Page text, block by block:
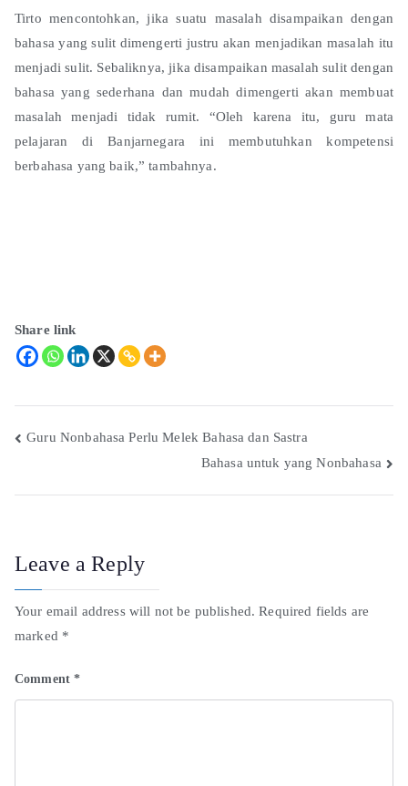
Tirto mencontohkan, jika suatu masalah disampaikan dengan
bahasa yang sulit dimengerti justru akan menjadikan masalah itu
menjadi sulit. Sebaliknya, jika disampaikan masalah sulit dengan
bahasa yang sederhana dan mudah dimengerti akan membuat
masalah menjadi tidak rumit. “Oleh karena itu, guru mata
pelajaran di Banjarnegara ini membutuhkan kompetensi
berbahasa yang baik,” tambahnya.
Share link
Guru Nonbahasa Perlu Melek Bahasa dan Sastra
Bahasa untuk yang Nonbahasa
Leave a Reply
Your email address will not be published. Required fields are
marked *
Comment*